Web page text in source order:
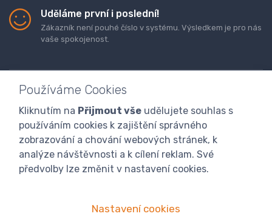
Uděláme první i poslední!
Zákazník není pouhé číslo v systému. Výsledkem je pro nás
vaše spokojenost.
Doprava a platba zboží Kontaktujte nás
GDPR
Obchodní podmínky
Odstoupení od smlouvy
Program digitalizace
Používáme Cookies
Kliknutím na Přijmout vše udělujete souhlas s
používáním cookies k zajištění správného
zobrazování a chování webových stránek, k
analýze návštěvnosti a k cílení reklam. Své
předvolby lze změnit v nastavení cookies.
Nastavení cookies